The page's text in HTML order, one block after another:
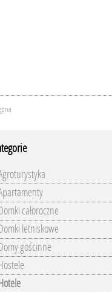
całoroczne
letniskowe
gościnne
Hotele